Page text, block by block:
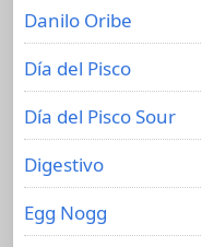
Danilo Oribe
Día del Pisco
Día del Pisco Sour
Digestivo
Egg Nogg